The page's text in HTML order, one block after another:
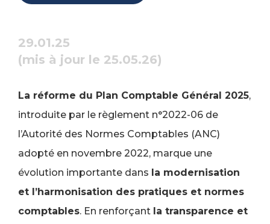
29.01.25
(mis à jour le 25.05.26)
La réforme du Plan Comptable Général 2025,
introduite par le règlement n°2022-06 de
l’Autorité des Normes Comptables (ANC)
adopté en novembre 2022, marque une
évolution importante dans la modernisation
et l’harmonisation des pratiques et normes
comptables. En renforçant la transparence et